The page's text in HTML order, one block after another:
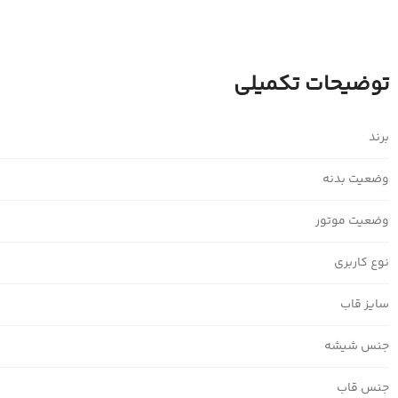
توضیحات تکمیلی
برند
وضعیت بدنه
وضعیت موتور
نوع کاربری
سایز قاب
جنس شیشه
جنس قاب